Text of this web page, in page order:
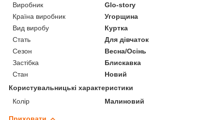
Виробник
Glo-story
Країна виробник
Угорщина
Вид виробу
Куртка
Стать
Для дівчаток
Сезон
Весна/Осінь
Застібка
Блискавка
Стан
Новий
Користувальницькі характеристики
Колір
Малиновий
Приховати